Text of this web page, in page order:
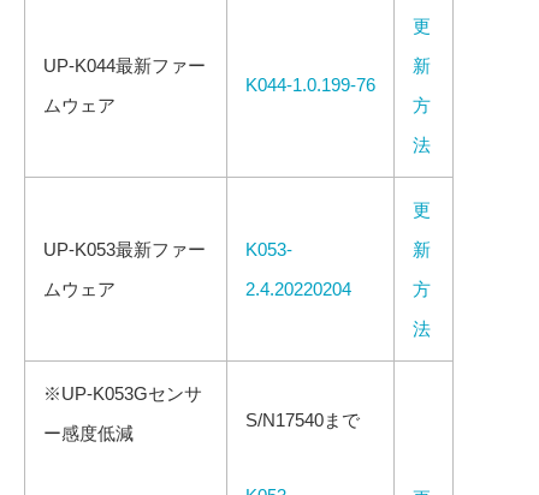
UP-K044最新ファー
ムウェア
K044-1.0.199-76
更
新
方
法
UP-K053最新ファー
ムウェア
K053-
2.4.20220204
更
新
方
法
※UP-K053Gセンサ
ー感度低減
S/N17540まで